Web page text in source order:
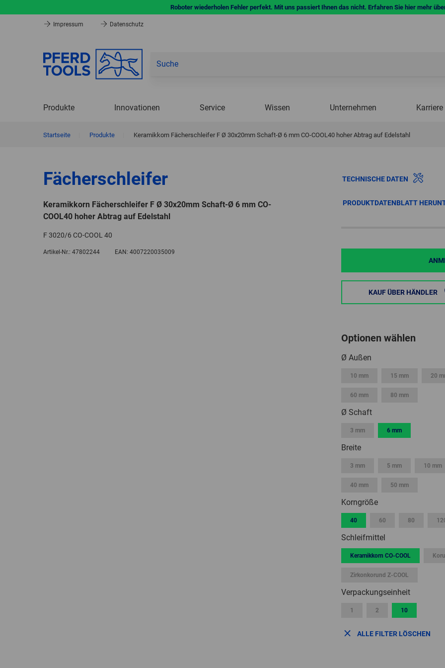
Roboter wiederholen Fehler perfekt. Mit uns passiert Ihnen das nicht. Erfahren Sie hier mehr
Impressum Datenschutz
Produkte Innovationen Service Wissen Unternehmen Karriere
Startseite Produkte Keramikkorn Fächerschleifer F Ø 30x20mm Schaft-Ø 6 mm CO-COOL40 hoher Abtrag auf Edelstahl
Fächerschleifer
Keramikkorn Fächerschleifer F Ø 30x20mm Schaft-Ø 6 mm CO-
COOL40 hoher Abtrag auf Edelstahl
F 3020/6 CO-COOL 40
Artikel-Nr.: 47802244 EAN: 4007220035009
TECHNISCHE DATEN
PRODUKTDATENBLATT
KAUF ÜBER HÄNDLER
Optionen wählen
Ø Außen
10 mm 15 mm 20
60 mm 80 mm
Ø Schaft
3 mm 6 mm
Breite
3 mm 5 mm 10 mm
40 mm 50 mm
Korngröße
40 60 80
Schleifmittel
Keramikkorn CO-COOL
Zirkonkorund Z-COOL
Verpackungseinheit
1 2 10
ALLE FILTER LÖSCHEN